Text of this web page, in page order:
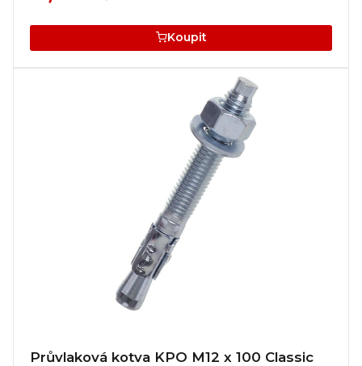
Koupit
Průvlaková kotva KPO M12 x 100 Classic